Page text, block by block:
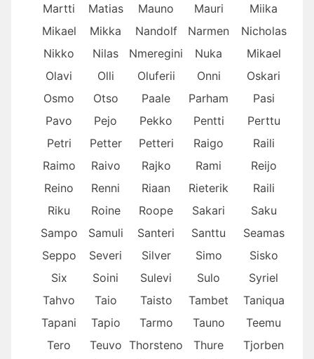
Martti
Matias Mauno Mauri
Miika
Mikael
Mikka Nandolf Narmen
Nicholas
Nikko
Nilas Nmeregini Nuka
Mikael
Olavi
Olli Oluferii Onni
Oskari
Osmo
Otso Paale Parham
Pasi
Pavo
Pejo Pekko Pentti
Perttu
Petri
Petter Petteri Raigo
Raili
Raimo
Raivo Rajko Rami
Reijo
Reino
Renni Riaan Rieterik
Raili
Riku
Roine Roope Sakari
Saku
Sampo
Samuli Santeri Santtu
Seamas
Seppo
Severi Silver Simo
Sisko
Six
Soini Sulevi Sulo
Syriel
Tahvo
Taio Taisto Tambet
Taniqua
Tapani
Tapio Tarmo Tauno
Teemu
Tero
Teuvo Thorsteno Thure
Tjorben